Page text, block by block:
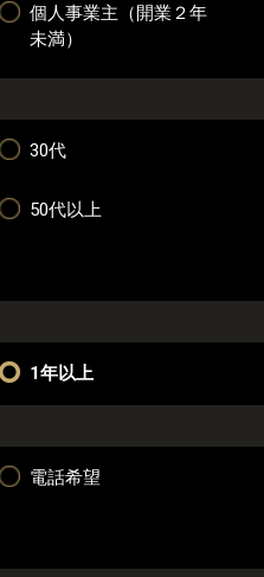
個人事業主（開業２年
未満）
30代
50代以上
1年以上
電話希望